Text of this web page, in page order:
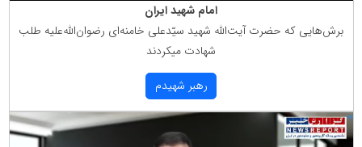
امام شهید ایران
برش‌هایی كه حضرت آیت‌الله شهید سیّدعلی خامنه‌ای رضوان‌الله‌علیه طلب
شهادت میكردند
رهبر شهیدم